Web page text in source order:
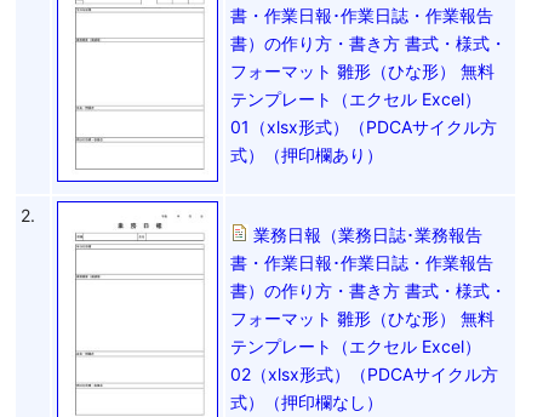
書・作業日報･作業日誌・作業報告
書）の作り方・書き方 書式・様式・
フォーマット 雛形（ひな形） 無料
テンプレート（エクセル Excel）
01（xlsx形式）（PDCAサイクル方
式）（押印欄あり）
2.
業務日報（業務日誌･業務報告
書・作業日報･作業日誌・作業報告
書）の作り方・書き方 書式・様式・
フォーマット 雛形（ひな形） 無料
テンプレート（エクセル Excel）
02（xlsx形式）（PDCAサイクル方
式）（押印欄なし）